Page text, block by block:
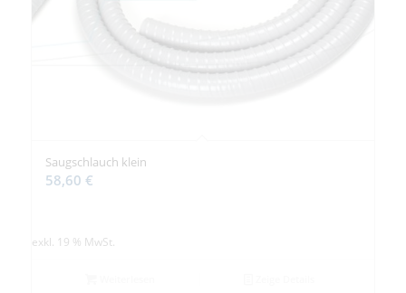
Saugschlauch klein
58,60 €
exkl. 19 % MwSt.